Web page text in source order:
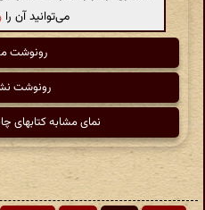
می‌توانید آن را
رونوشت
رونوشت
نمای مشابه کتابهای